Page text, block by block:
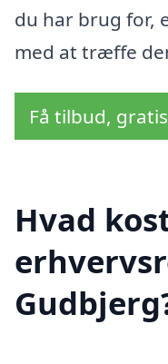
du har brug for,
med at træffe
Få tilbud,
Hvad